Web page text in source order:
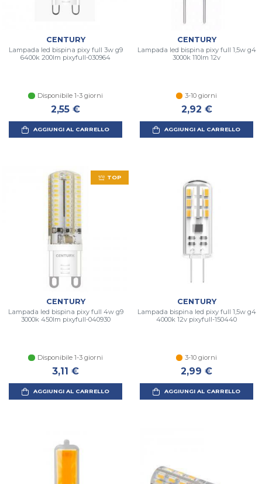
CENTURY
Lampada led bispina pixy full 3w g9
6400k 200lm pixyfull-030964
Disponibile 1-3 giorni
2,55 €
AGGIUNGI AL CARRELLO
CENTURY
Lampada led bispina pixy full 1,5w g4
3000k 110lm 12v
3-10 giorni
2,92 €
AGGIUNGI AL CARRELLO
TOP
CENTURY
Lampada led bispina pixy full 4w g9
3000k 450lm pixyfull-040930
Disponibile 1-3 giorni
3,11 €
AGGIUNGI AL CARRELLO
CENTURY
Lampada bispina led pixy full 1,5w g4
4000k 12v pixyfull-150440
3-10 giorni
2,99 €
AGGIUNGI AL CARRELLO